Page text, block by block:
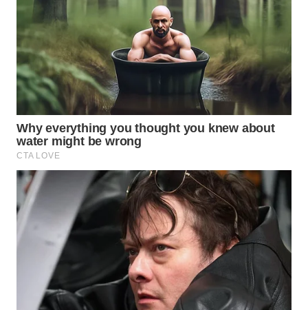
WN
MADURA
WN
SURABAYA
WN
NATUNA
WN
BINTAN
MANDALIKA
WN
LIKUPANG